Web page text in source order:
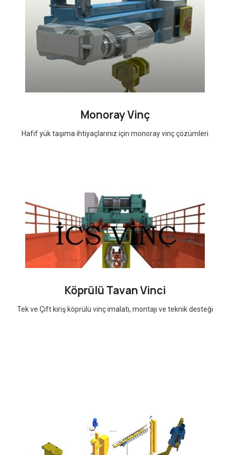
Monoray Vinç
Hafif yük taşıma ihtiyaçlarınız için monoray vinç çözümleri
Köprülü Tavan Vinci
Tek ve Çift kiriş köprülü vinç imalatı, montajı ve teknik desteği